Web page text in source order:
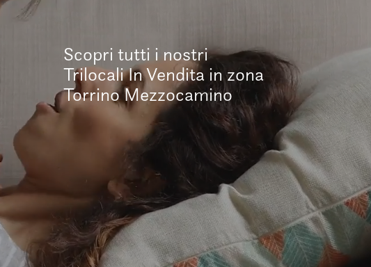
Scopri tutti i nostri
Trilocali In Vendita in zona
Torrino Mezzocamino